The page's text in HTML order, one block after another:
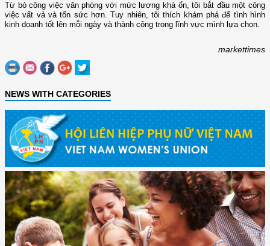
Từ bỏ công việc văn phòng với mức lương khá ổn, tôi bắt đầu một công
việc vất vả và tốn sức hơn. Tuy nhiên, tôi thích khám phá để tình hình
kinh doanh tốt lên mỗi ngày và thành công trong lĩnh vực mình lựa chọn.
markettimes
NEWS WITH CATEGORIES